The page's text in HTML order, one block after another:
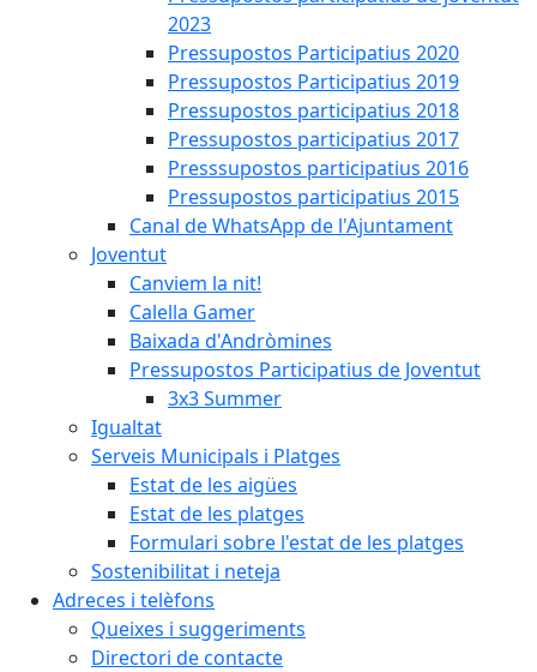
2023
Pressupostos Participatius 2020
Pressupostos Participatius 2019
Pressupostos participatius 2018
Pressupostos participatius 2017
Presssupostos participatius 2016
Pressupostos participatius 2015
Canal de WhatsApp de l'Ajuntament
Joventut
Canviem la nit!
Calella Gamer
Baixada d'Andròmines
Pressupostos Participatius de Joventut
3x3 Summer
Igualtat
Serveis Municipals i Platges
Estat de les aigües
Estat de les platges
Formulari sobre l'estat de les platges
Sostenibilitat i neteja
Adreces i telèfons
Queixes i suggeriments
Directori de contacte